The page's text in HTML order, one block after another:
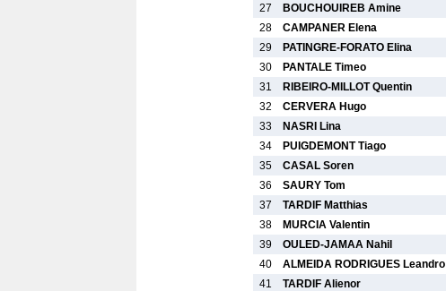
27
BOUCHOUIREB Amine
28
CAMPANER Elena
29
PATINGRE-FORATO Elina
30
PANTALE Timeo
31
RIBEIRO-MILLOT Quentin
32
CERVERA Hugo
33
NASRI Lina
34
PUIGDEMONT Tiago
35
CASAL Soren
36
SAURY Tom
37
TARDIF Matthias
38
MURCIA Valentin
39
OULED-JAMAA Nahil
40
ALMEIDA RODRIGUES Leandro
41
TARDIF Alienor